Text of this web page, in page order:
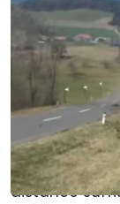
Par:
Traduit
9 Jun
Les
pensaient
distance